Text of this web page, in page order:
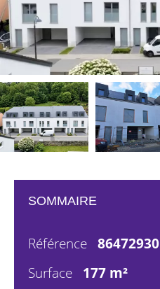
SOMMAIRE
Référence 86472930
Surface 177 m²